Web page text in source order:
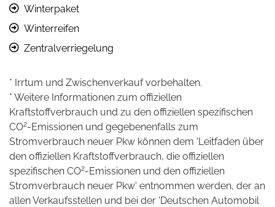
Winterpaket
Winterreifen
Zentralverriegelung
* Irrtum und Zwischenverkauf vorbehalten.
* Weitere Informationen zum offiziellen
Kraftstoffverbrauch und zu den offiziellen spezifischen
CO2-Emissionen und gegebenenfalls zum
Stromverbrauch neuer Pkw können dem 'Leitfaden über
den offiziellen Kraftstoffverbrauch, die offiziellen
spezifischen CO2-Emissionen und den offiziellen
Stromverbrauch neuer Pkw' entnommen werden, der an
allen Verkaufsstellen und bei der 'Deutschen Automobil